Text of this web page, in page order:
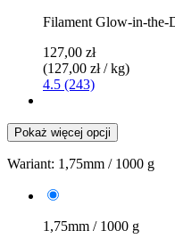
Filament Glow-in-the-
127,00 zł
(127,00 zł / kg)
4.5 (243)
Pokaż więcej opcji
Wariant: 1,75mm / 1000 g
1,75mm / 1000 g